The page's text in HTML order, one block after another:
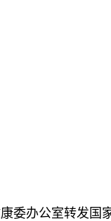
委办公室转发国